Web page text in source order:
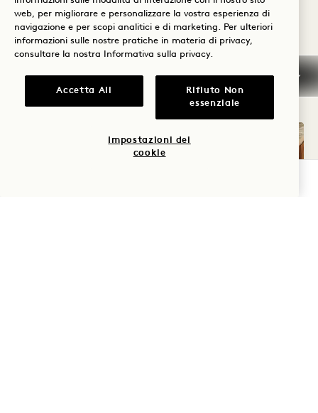
ALTRE STANZE CHE
POTREBBERO PIACERVI
web, per migliorare e personalizzare la vostra esperienza di
navigazione e per scopi analitici e di marketing. Per ulteriori
informazioni sulle nostre pratiche in materia di privacy,
consultare la nostra
Informativa sulla privacy.
Accetta All
Rifiuto Non
essenziale
Impostazioni dei
cookie